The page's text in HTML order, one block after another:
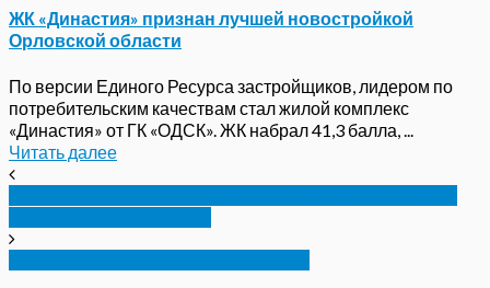
ЖК «Династия» признан лучшей новостройкой
Орловской области
По версии Единого Ресурса застройщиков, лидером по
потребительским качествам стал жилой комплекс
«Династия» от ГК «ОДСК». ЖК набрал 41,3 балла, ...
Читать далее